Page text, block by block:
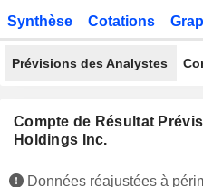
Synthèse Cotations
Prévisions des Analystes
Compte de Résultat
Holdings Inc.
Données réajustées à